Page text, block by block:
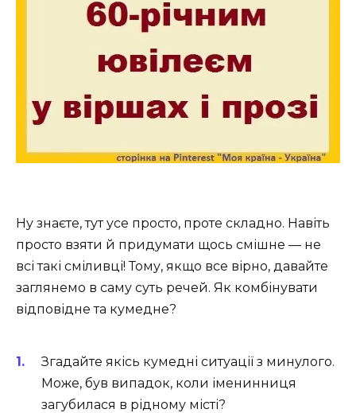
Ну знаєте, тут усе просто, проте складно. Навіть
просто взяти й придумати щось смішне — не
всі такі сміливці! Тому, якщо все вірно, давайте
заглянемо в саму суть речей. Як комбінувати
відповідне та кумедне?
Згадайте якісь кумедні ситуації з минулого.
Може, був випадок, коли іменинниця
загубилася в рідному місті?